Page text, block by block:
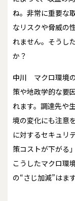
ね。非常に重要な
なリスクや脅威の
れません。そうし
か？
中川
マクロ環境
策や地政学的な要
れます。調達先や
境の変化にも注意
に対するセキュリ
策コストが下がる
こうしたマクロ環
の“さじ加減”はま